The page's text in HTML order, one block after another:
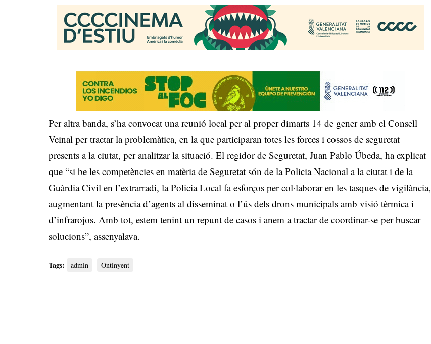
Per altra banda, s’ha convocat una reunió local per al proper dimarts 14 de gener amb el Consell
Veinal per tractar la problemàtica, en la que participaran totes les forces i cossos de seguretat
presents a la ciutat, per analitzar la situació. El regidor de Seguretat, Juan Pablo Úbeda, ha explicat
que “si be les competències en matèria de Seguretat són de la Policia Nacional a la ciutat i de la
Guàrdia Civil en l’extrarradi, la Policia Local fa esforços per col·laborar en les tasques de vigilància,
augmentant la presència d’agents al disseminat o l’ús dels drons municipals amb visió tèrmica i
d’infrarojos. Amb tot, estem tenint un repunt de casos i anem a tractar de coordinar-se per buscar
solucions”, assenyalava.
Tags: admin Ontinyent